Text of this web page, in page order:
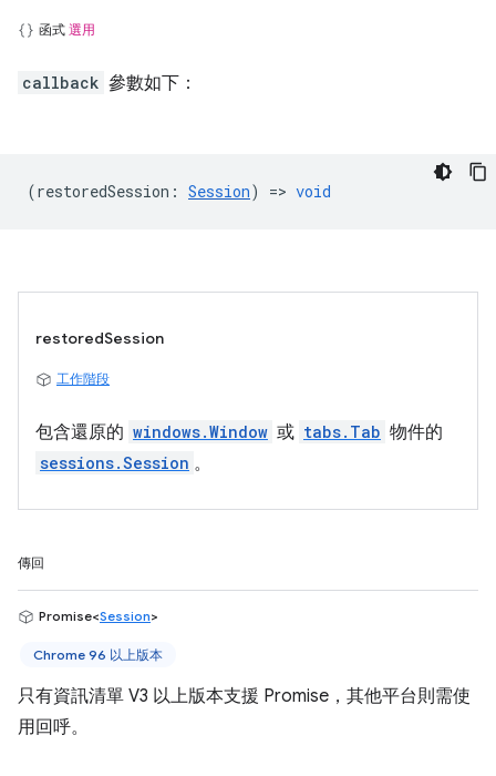
函式 選用
callback 參數如下：
(restoredSession : Session) => void
restoredSession
工作階段
包含還原的 windows.Window 或 tabs.Tab 物件的
sessions.Session 。
傳回
Promise<Session>
Chrome 96 以上版本
只有資訊清單 V3 以上版本支援 Promise，其他平台則需使
用回呼。